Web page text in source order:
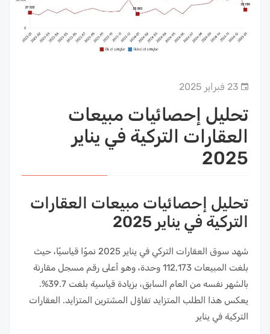
23 فبراير 2025
تحليل إحصائيات مبيعات
العقارات التركية في يناير
2025
تحليل إحصائيات مبيعات العقارات
التركية في يناير 2025
شهد سوق العقارات التركي في يناير 2025 نموًا قياسيًا، حيث
بلغت المبيعات 112,173 وحدة، وهو أعلى رقم مسجل مقارنة
بالشهر نفسه من العام السابق، بزيادة قياسية بلغت 39.7%.
يعكس هذا الطلب المتزايد تفاؤل المشترين المتزايد. العقارات
التركية في يناير